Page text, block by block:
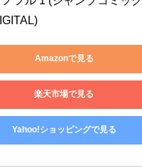
Amazonで見る
楽天市場で見る
Yahoo!ショッピングで見る